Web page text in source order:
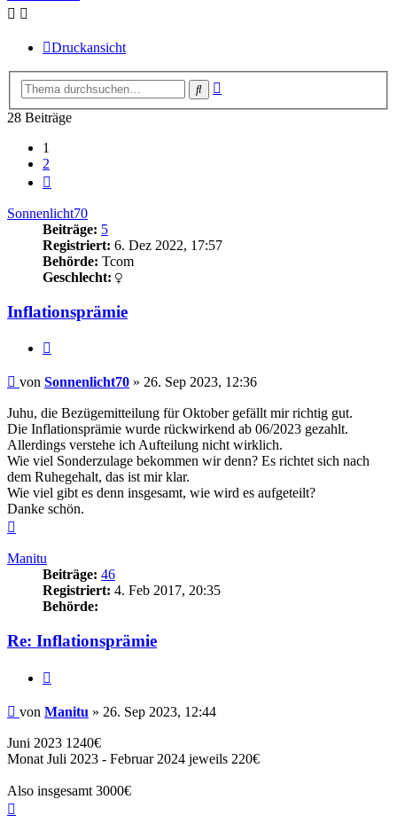
Druckansicht
Suche
28 Beiträge
1
2
Sonnenlicht70
Beiträge: 5
Registriert: 6. Dez 2022, 17:57
Behörde: Tcom
Geschlecht:
Inflationsprämie
Beitrag
von Sonnenlicht70 » 26. Sep 2023, 12:36
Juhu, die Bezügemitteilung für Oktober gefällt mir richtig gut.
Die Inflationsprämie wurde rückwirkend ab 06/2023 gezahlt.
Allerdings verstehe ich Aufteilung nicht wirklich.
Wie viel Sonderzulage bekommen wir denn? Es richtet sich nach
dem Ruhegehalt, das ist mir klar.
Wie viel gibt es denn insgesamt, wie wird es aufgeteilt?
Danke schön.
Manitu
Beiträge: 46
Registriert: 4. Feb 2017, 20:35
Behörde:
Re: Inflationsprämie
Beitrag
von Manitu » 26. Sep 2023, 12:44
Juni 2023 1240€
Monat Juli 2023 - Februar 2024 jeweils 220€
Also insgesamt 3000€